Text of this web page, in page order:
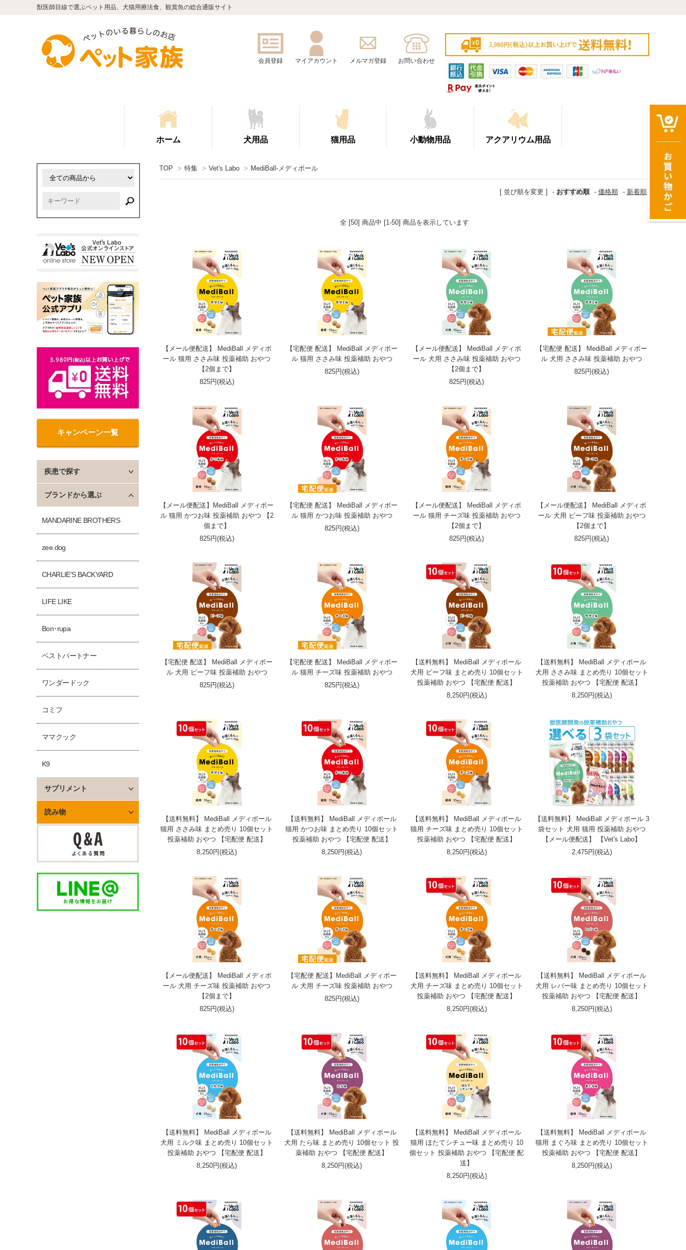
獣医師目線で選ぶペット用品、犬猫用療法食、観賞魚の総合通販サイト
会員登録 マイアカウント メルマガ登録 お問い合わせ
ホーム 犬用品 猫用品 小動物用品 アクアリウム用品
TOP > 特集 > Vet's Labo > MediBall-メディボール
[ 並び順を変更 ] - おすすめ順 - 価格順 - 新着順
全 [50] 商品中 [1-50] 商品を表示しています
【メール便配送】 MediBall メディボ
ール 猫用 ささみ味 投薬補助 おやつ
【2個まで】
825円(税込)
【宅配便 配送】 MediBall メディボー
ル 猫用 ささみ味 投薬補助 おやつ
825円(税込)
【メール便配送】 MediBall メディボ
ール 犬用 ささみ味 投薬補助 おやつ
【2個まで】
825円(税込)
【宅配便 配送】 MediBall メディボー
ル 犬用 ささみ味 投薬補助 おやつ
825円(税込)
【メール便配送】MediBall メディボー
ル 猫用 かつお味 投薬補助 おやつ 【2
個まで】
825円(税込)
【宅配便 配送】 MediBall メディボー
ル 猫用 かつお味 投薬補助 おやつ
825円(税込)
【メール便配送】 MediBall メディボ
ール 猫用 チーズ味 投薬補助 おやつ
【2個まで】
825円(税込)
【メール便配送】 MediBall メディボ
ール 犬用 ビーフ味 投薬補助 おやつ
【2個まで】
825円(税込)
【宅配便 配送】 MediBall メディボー
ル 犬用 ビーフ味 投薬補助 おやつ
825円(税込)
【宅配便 配送】 MediBall メディボー
ル 猫用 チーズ味 投薬補助 おやつ
825円(税込)
【送料無料】 MediBall メディボール
犬用 ビーフ味 まとめ売り 10個セット
投薬補助 おやつ 【宅配便 配送】
8,250円(税込)
【送料無料】 MediBall メディボール
犬用 ささみ味 まとめ売り 10個セット
投薬補助 おやつ 【宅配便 配送】
8,250円(税込)
【送料無料】 MediBall メディボール
猫用 ささみ味 まとめ売り 10個セット
投薬補助 おやつ 【宅配便 配送】
8,250円(税込)
【送料無料】 MediBall メディボール
猫用 かつお味 まとめ売り 10個セット
投薬補助 おやつ 【宅配便 配送】
8,250円(税込)
【送料無料】 MediBall メディボール
猫用 チーズ味 まとめ売り 10個セット
投薬補助 おやつ 【宅配便 配送】
8,250円(税込)
【送料無料】 MediBall メディボール 3
袋セット 犬用 猫用 投薬補助 おやつ
【メール便配送】 【Vet's Labo】
2,475円(税込)
【メール便配送】 MediBall メディボ
ール 犬用 チーズ味 投薬補助 おやつ
【2個まで】
825円(税込)
【宅配便 配送】MediBall メディボー
ル 犬用 チーズ味 投薬補助 おやつ
825円(税込)
【送料無料】 MediBall メディボール
犬用 チーズ味 まとめ売り 10個セット
投薬補助 おやつ 【宅配便 配送】
8,250円(税込)
【送料無料】 MediBall メディボール
犬用 レバー味 まとめ売り 10個セット
投薬補助 おやつ 【宅配便 配送】
8,250円(税込)
【送料無料】 MediBall メディボール
犬用 ミルク味 まとめ売り 10個セット
投薬補助 おやつ 【宅配便 配送】
8,250円(税込)
【送料無料】 MediBall メディボール
犬用 たら味 まとめ売り 10個セット 投
薬補助 おやつ 【宅配便 配送】
8,250円(税込)
【送料無料】 MediBall メディボール
猫用 ほたてシチュー味 まとめ売り 10
個セット 投薬補助 おやつ 【宅配便 配
送】
8,250円(税込)
【送料無料】 MediBall メディボール
猫用 まぐろ味 まとめ売り 10個セット
投薬補助 おやつ 【宅配便 配送】
8,250円(税込)
キャンペーン一覧
疾患で探す
ブランドから選ぶ
MANDARINE BROTHERS
zee.dog
CHARLIE'S BACKYARD
LIFE LIKE
Bon･rupa
ベストパートナー
ワンダードック
コミフ
ママクック
K9
サプリメント
読み物